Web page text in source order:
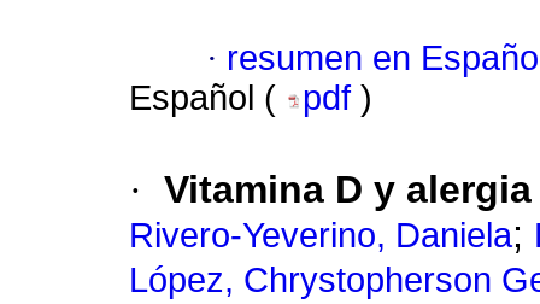
· resumen en
Español (
pdf )
· Vitamina D y
Rivero-Yeverino, Daniela;
López, Chrystopherson